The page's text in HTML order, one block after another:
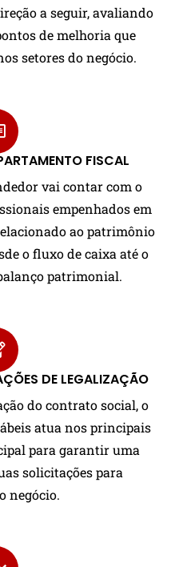
a seguir, avaliando
de melhoria que
setores do negócio.
FISCAL
vai contar com o
empenhados em
ao patrimônio
o fluxo de caixa até o
patrimonial.
DE LEGALIZAÇÃO
do contrato social, o
atua nos principais
para garantir uma
solicitações para
negócio.